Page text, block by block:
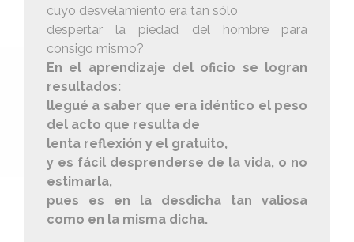
cuyo desvelamiento era tan sólo
despertar la piedad del hombre para
consigo mismo?
En el aprendizaje del oficio se logran
resultados:
llegué a saber que era idéntico el peso
del acto que resulta de
lenta reflexión y el gratuito,
y es fácil desprenderse de la vida, o no
estimarla,
pues es en la desdicha tan valiosa
como en la misma dicha.